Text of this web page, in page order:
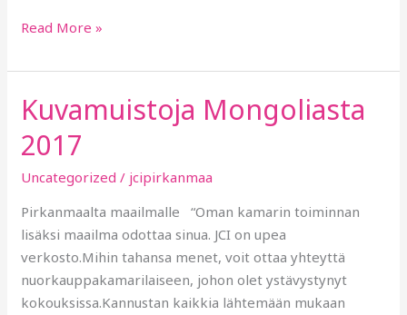
Read More »
Kuvamuistoja Mongoliasta
2017
Uncategorized / jcipirkanmaa
Pirkanmaalta maailmalle “Oman kamarin toiminnan
lisäksi maailma odottaa sinua. JCI on upea
verkosto.Mihin tahansa menet, voit ottaa yhteyttä
nuorkauppakamarilaiseen, johon olet ystävystynyt
kokouksissa.Kannustan kaikkia lähtemään mukaan
Kuvamuistoja
Mongoliasta
2017